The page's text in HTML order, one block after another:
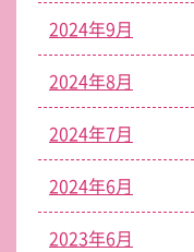
2024年9月
2024年8月
2024年7月
2024年6月
2023年6月